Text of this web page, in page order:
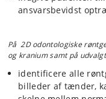
ansvarsbevidst
På 2D odontologiske
og kranium samt på
identificere alle
billeder af tænder,